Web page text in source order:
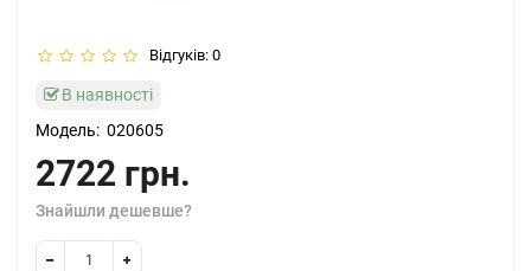
Відгуків: 0
В наявності
Модель: 020605
2722 грн.
Знайшли дешевше?